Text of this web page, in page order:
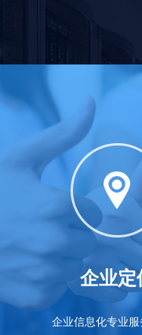
software and hardware
enterprise users in design,
industries with a complete
technical support services
such as secondary software
We have an experienced,
SOLIDWORKS service
management solutions for
management, and more.
technical support and
precisely our area of
企业定
企业信息化专业